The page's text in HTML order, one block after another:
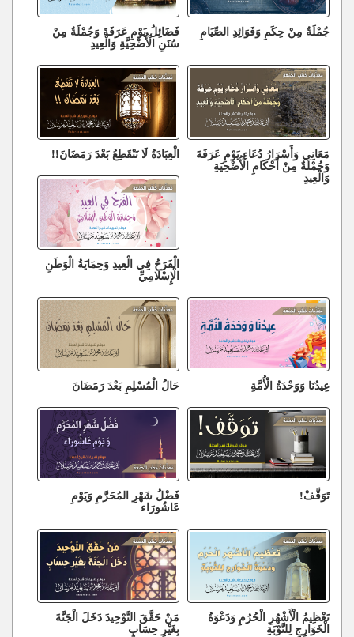
جُمْلَةٌ مِنْ حِكَمِ وَفَوَائِدِ الصِّيَامِ فَضَائِلُ يَوْمِ عَرَفَةَ وَجُمْلَةٌ مِنْ
سُنَنِ الْأُضْحِيَّةِ وَالْعِيدِ
مَعَانِي وَأَسْرَارُ دُعَاءِ يَوْمِ عَرَفَةَ
وَجُمْلَةٌ مِنْ أَحْكَامِ الْأُضْحِيَةِ
وَالْعِيدِ
الْعِبَادَةُ لَا تَنْقَطِعُ بَعْدَ رَمَضَانَ!!
الْفَرَحُ فِي الْعِيدِ وَحِمَايَةُ الْوَطَنِ
الْإِسْلَامِيِّ
عِيدُنَا وَوَحْدَةُ الْأُمَّةِ حَالُ الْمُسْلِمِ بَعْدَ رَمَضَانَ
تَوَقَّفْ! فَضْلُ شَهْرِ المُحَرَّمِ وَيَوْمِ
عَاشُورَاء
تَعْظِيمُ الْأَشْهُرِ الْحُرُمِ وَدَعْوَةُ
الْخَوَارِجِ لِلتَّوْبَةِ
مَنْ حَقَّقَ التَّوْحِيدَ دَخَلَ الْجَنَّةَ
بِغَيْرِ حِسَابٍ